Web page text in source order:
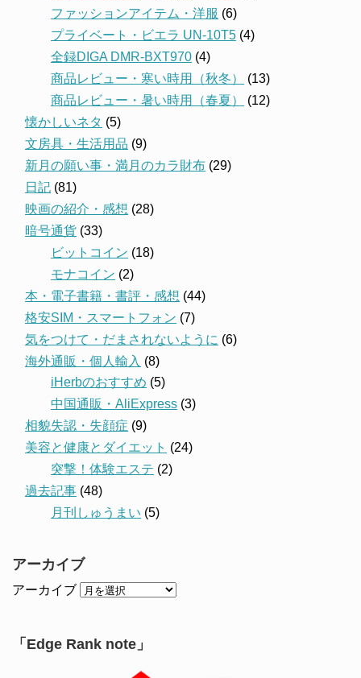
ファッションアイテム・洋服 (6)
プライベート・ビエラ UN-10T5 (4)
全録DIGA DMR-BXT970 (4)
商品レビュー・寒い時用（秋冬）
(13)
商品レビュー・暑い時用（春夏）
(12)
懐かしいネタ (5)
文房具・生活用品 (9)
新月の願い事・満月のカラ財布 (29)
日記 (81)
映画の紹介・感想 (28)
暗号通貨 (33)
ビットコイン (18)
モナコイン (2)
本・電子書籍・書評・感想 (44)
格安SIM・スマートフォン (7)
気をつけて・だまされないように (6)
海外通販・個人輸入 (8)
iHerbのおすすめ (5)
中国通販・AliExpress (3)
相貌失認・失顔症 (9)
美容と健康とダイエット (24)
突撃！体験エステ (2)
過去記事 (48)
月刊しゅうまい (5)
アーカイブ
アーカイブ
「Edge Rank note」